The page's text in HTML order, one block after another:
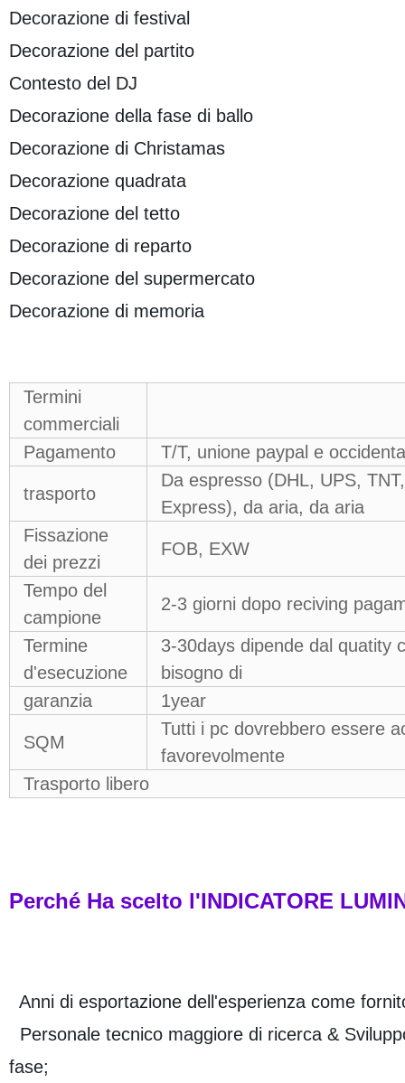
Decorazione di festival
Decorazione del partito
Contesto del DJ
Decorazione della fase di ballo
Decorazione di Christamas
Decorazione quadrata
Decorazione del tetto
Decorazione di reparto
Decorazione del supermercato
Decorazione di memoria
Termini
commerciali
Pagamento
T/T, unione paypal e
trasporto
Da espresso (DHL, UPS,
Express), da aria, da aria
Fissazione
dei prezzi
FOB, EXW
Tempo del
campione
2-3 giorni dopo reciving
Termine
d'esecuzione
3-30days dipende dal quatity
bisogno di
garanzia
1year
SQM
Tutti i pc dovrebbero essere
favorevolmente
Trasporto libero
Perché Ha scelto l'INDICATORE
Anni di esportazione dell'esperienza come
Personale tecnico maggiore di ricerca &
fase;